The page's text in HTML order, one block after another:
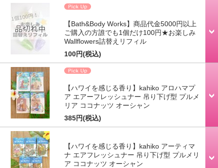
【Bath&Body Works】商品代金5000円以上
ご購入の方誰でも1個だけ100円★お楽しみ
Wallflowers詰替えリフィル
100円(税込)
【ハワイを感じる香り】kahiko アロハマプ
ア エアーフレッシュナー 吊り下げ型 プルメ
リア ココナッツ オーシャン
385円(税込)
【ハワイを感じる香り】kahiko アーティマ
ナ エアフレッシュナー 吊り下げ型 プルメリ
ア ココナッツ オーシャン